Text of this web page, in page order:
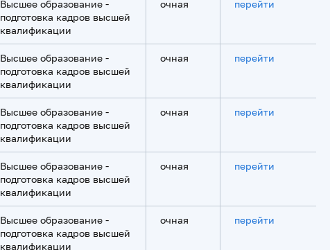
Высшее образование -
подготовка кадров высшей
квалификации
очная перейти
Высшее образование -
подготовка кадров высшей
квалификации
очная перейти
Высшее образование -
подготовка кадров высшей
квалификации
очная перейти
Высшее образование -
подготовка кадров высшей
квалификации
очная перейти
Высшее образование -
подготовка кадров высшей
квалификации
очная перейти